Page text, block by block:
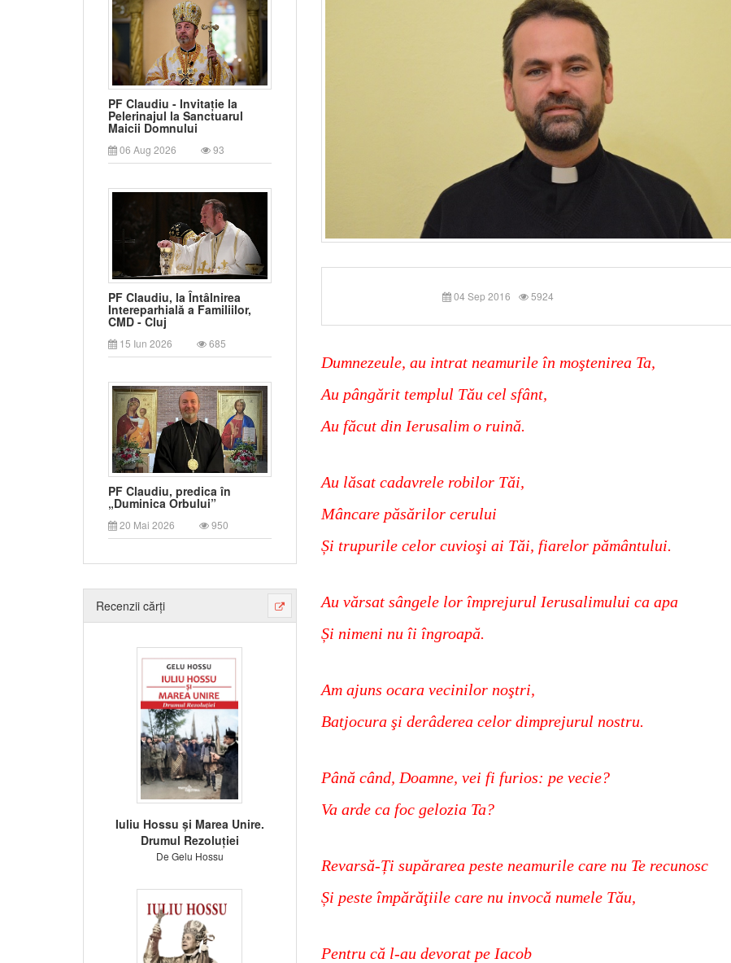
PF Claudiu - Invitație la
Pelerinajul la Sanctuarul
Maicii Domnului
06 Aug 2026 93
PF Claudiu, la Întâlnirea
Intereparhială a Familiilor,
CMD - Cluj
15 Iun 2026 685
PF Claudiu, predica în
„Duminica Orbului”
20 Mai 2026 950
Recenzii cărți
Iuliu Hossu și Marea Unire.
Drumul Rezoluției
De Gelu Hossu
04 Sep 2016 5924
Dumnezeule, au intrat neamurile în moştenirea Ta,
Au pângărit templul Tău cel sfânt,
Au făcut din Ierusalim o ruină.
Au lăsat cadavrele robilor Tăi,
Mâncare păsărilor cerului
Și trupurile celor cuvioşi ai Tăi, fiarelor pământului.
Au vărsat sângele lor împrejurul Ierusalimului ca apa
Și nimeni nu îi îngroapă.
Am ajuns ocara vecinilor noştri,
Batjocura şi derâderea celor dimprejurul nostru.
Până când, Doamne, vei fi furios: pe vecie?
Va arde ca foc gelozia Ta?
Revarsă-Ți supărarea peste neamurile care nu Te recunosc
Și peste împărăţiile care nu invocă numele Tău,
Pentru că l-au devorat pe Iacob